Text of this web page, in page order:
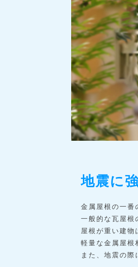
地震に
金属屋根の一番
一般的な瓦屋根
屋根が重い建物
軽量な金属屋根
また、地震の際